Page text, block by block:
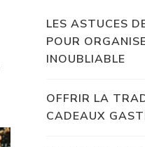
LES ASTUCES
POUR
INOUBLIABLE
OFFRIR LA
CADEAUX